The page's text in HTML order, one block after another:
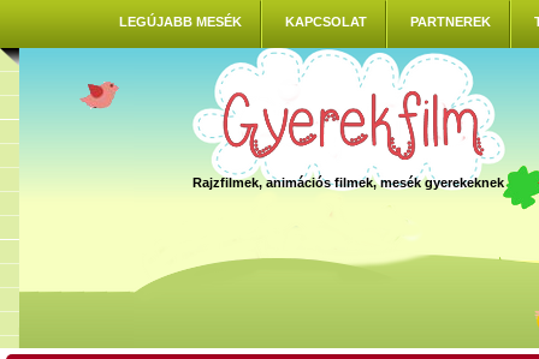
LEGÚJABB MESÉK KAPCSOLAT PARTNEREK
Rajzfilmek, animációs filmek, mesék gyerekeknek